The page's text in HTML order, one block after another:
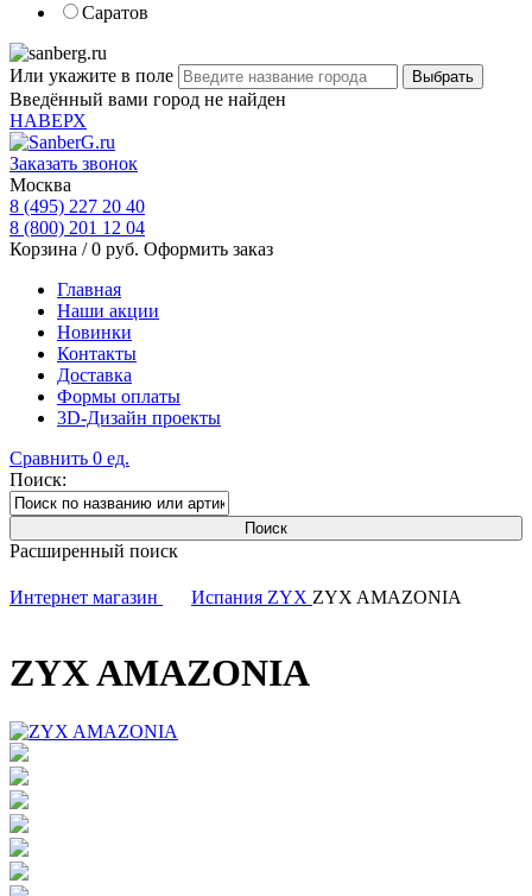
Саратов
Или укажите в поле
Введённый вами город не найден
НАВЕРХ
Заказать звонок
Москва
8 (495) 227 20 40
8 (800) 201 12 04
Корзина /0 руб. Оформить заказ
Главная
Наши акции
Новинки
Контакты
Доставка
Формы оплаты
3D-Дизайн проекты
Сравнить 0 ед.
Поиск:
Расширенный поиск
Интернет магазин Испания ZYX ZYX AMAZONIA
ZYX AMAZONIA